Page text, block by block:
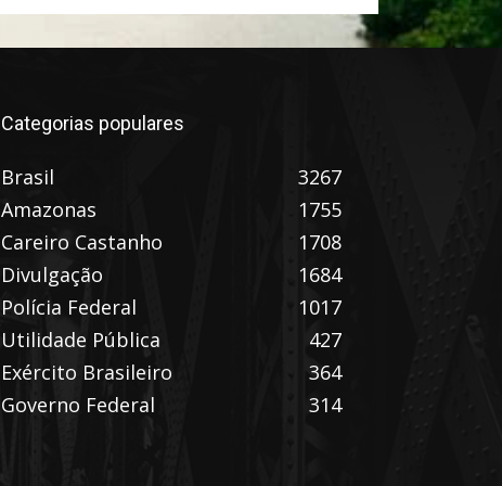
Categorias populares
Brasil
3267
Amazonas
1755
Careiro Castanho
1708
Divulgação
1684
Polícia Federal
1017
Utilidade Pública
427
Exército Brasileiro
364
Governo Federal
314